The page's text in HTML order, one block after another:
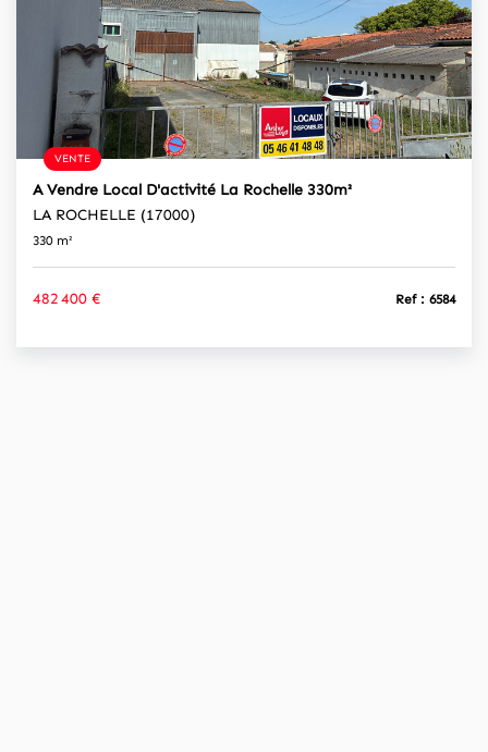
VENTE
A Vendre Local D'activité La Rochelle 330m²
LA ROCHELLE (17000)
330 m²
482 400 € Ref : 6584